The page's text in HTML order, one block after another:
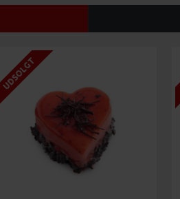
UDSOLGT